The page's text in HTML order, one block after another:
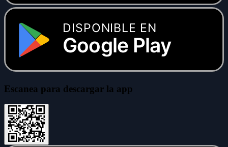
DISPONIBLE EN
Google Play
Escanea para descargar la app